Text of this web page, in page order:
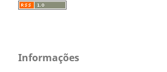
Informações